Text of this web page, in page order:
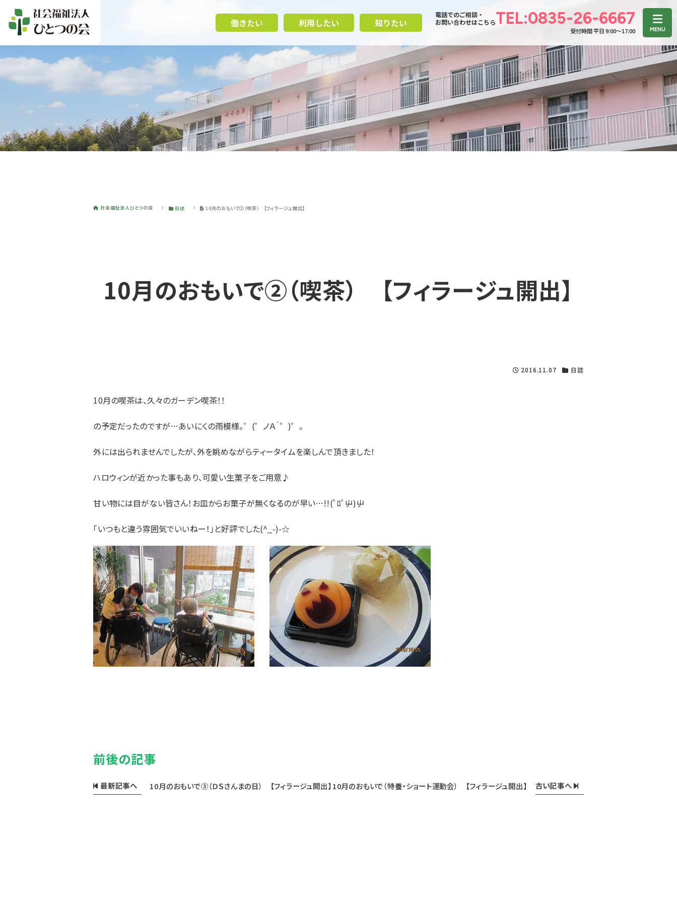
働きたい 利用したい 知りたい
電話でのご相談・
お問い合わせはこちらTEL:0835-26-6667
受付時間 平日 9:00〜17:00
社会福祉法人ひとつの会 日誌 10月のおもいで②（喫茶） 【フィラージュ開出】
10月のおもいで②（喫茶） 【フィラージュ開出】
2016.11.07 日誌
10月の喫茶は、久々のガーデン喫茶！！
の予定だったのですが…あいにくの雨模様。゜(゜ノＡ｀゜)゜。
外には出られませんでしたが、外を眺めながらティータイムを楽しんで頂きました！
ハロウィンが近かった事もあり、可愛い生菓子をご用意♪
甘い物には目がない皆さん！お皿からお菓子が無くなるのが早い…!!(ﾟﾛﾟ屮)屮
「いつもと違う雰囲気でいいねー！」と好評でした(^_-)-☆
前後の記事
最新記事へ 10月のおもいで③（ＤＳさんまの日） 【フィラージュ開出】 古い記事へ
10月のおもいで（特養・ショート運動会） 【フィラージュ開出】